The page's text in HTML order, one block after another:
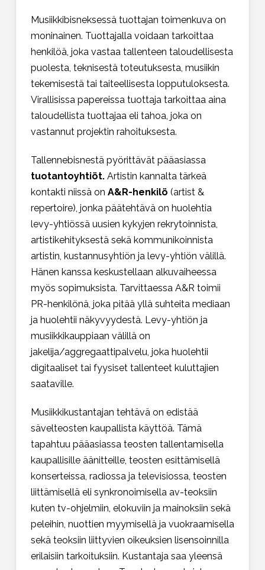
Musiikkibisneksessä tuottajan toimenkuva on
moninainen. Tuottajalla voidaan tarkoittaa
henkilöä, joka vastaa tallenteen taloudellisesta
puolesta, teknisestä toteutuksesta, musiikin
tekemisestä tai taiteellisesta lopputuloksesta.
Virallisissa papereissa tuottaja tarkoittaa aina
taloudellista tuottajaa eli tahoa, joka on
vastannut projektin rahoituksesta.
Tallennebisnestä pyörittävät pääasiassa
tuotantoyhtiöt. Artistin kannalta tärkeä
kontakti niissä on A&R-henkilö (artist &
repertoire), jonka päätehtävä on huolehtia
levy-yhtiössä uusien kykyjen rekrytoinnista,
artistikehityksestä sekä kommunikoinnista
artistin, kustannusyhtiön ja levy-yhtiön välillä.
Hänen kanssa keskustellaan alkuvaiheessa
myös sopimuksista. Tarvittaessa A&R toimii
PR-henkilönä, joka pitää yllä suhteita mediaan
ja huolehtii näkyvyydestä. Levy-yhtiön ja
musiikkikauppiaan välillä on
jakelija/aggregaattipalvelu, joka huolehtii
digitaaliset tai fyysiset tallenteet kuluttajien
saataville.
Musiikkikustantajan tehtävä on edistää
sävelteosten kaupallista käyttöä. Tämä
tapahtuu pääasiassa teosten tallentamisella
kaupallisille äänitteille, teosten esittämisellä
konserteissa, radiossa ja televisiossa, teosten
liittämisellä eli synkronoimisella av-teoksiin
kuten tv-ohjelmiin, elokuviin ja mainoksiin sekä
peleihin, nuottien myymisellä ja vuokraamisella
sekä teoksiin liittyvien oikeuksien lisensoinnilla
erilaisiin tarkoituksiin. Kustantaja saa yleensä